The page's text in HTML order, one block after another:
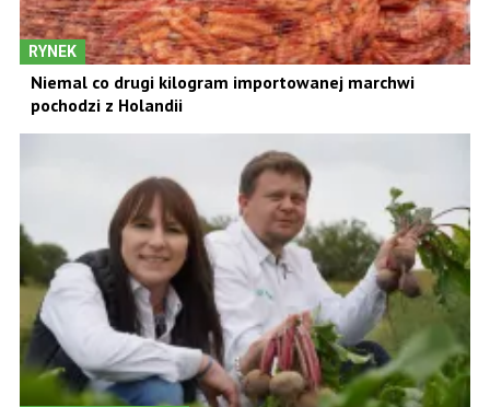
RYNEK
Niemal co drugi kilogram importowanej marchwi
pochodzi z Holandii